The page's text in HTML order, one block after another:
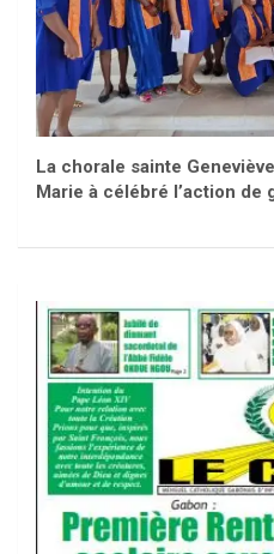
La chorale sainte
Marie à célébré l’action de